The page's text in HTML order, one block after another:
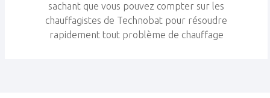
sachant que vous pouvez compter sur les
chauffagistes de Technobat pour résoudre
rapidement tout problème de chauffage